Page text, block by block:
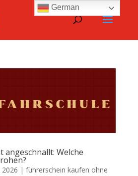
angeschnallt: Welche
| führerschein kaufen ohne
German